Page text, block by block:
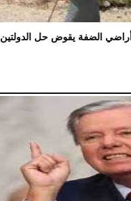
الضفة يقوض حل الدولتين